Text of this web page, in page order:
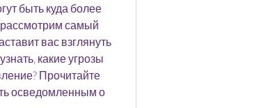
быть куда более
самый
вас взглянуть
какие угрозы
Прочитайте
осведомленным о